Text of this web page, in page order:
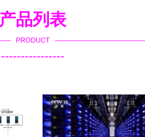
产品列表
PRODUCT
----------------